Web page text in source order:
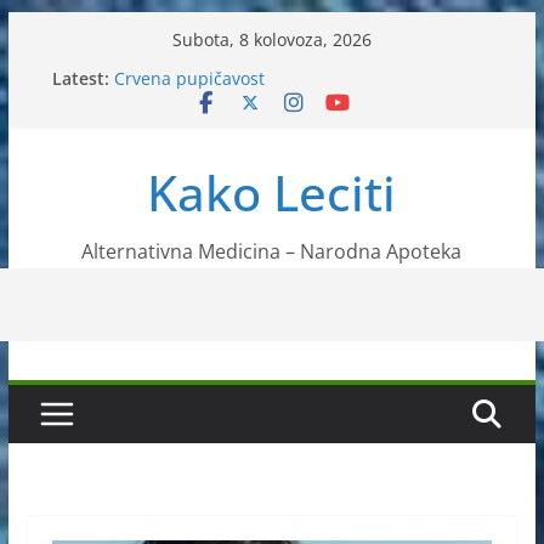
Skip
to
content
Subota, 8 kolovoza, 2026
Latest: Crvena pupičavost
Čir na želucu – Liječenje prirodnim metodama
Liječenje bubrežnog kamenca uz pomoć čaja
Kako Leciti
Alternativna Medicina – Narodna Apoteka